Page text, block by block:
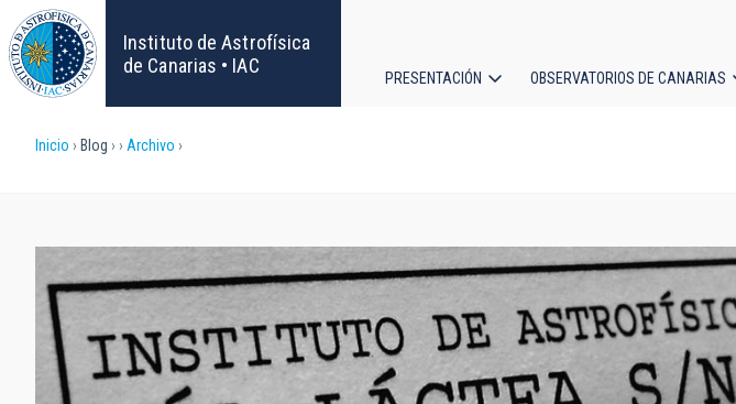
Pasar
al
contenido
principal
Instituto de Astrofísica
de Canarias • IAC
PRESENTACIÓN OBSERVATORIOS DE CANARIAS
Sobrescribir
de
ayuda
a
Inicio Blog Archivo